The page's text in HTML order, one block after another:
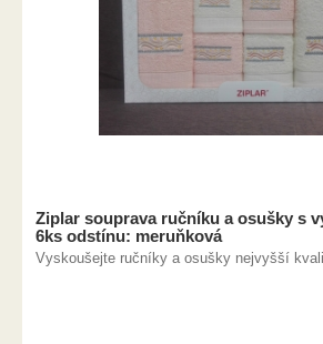
Ziplar souprava ručníku a osušky s
6ks odstínu: meruňková
Vyskoušejte ručníky a osušky nejvyšší